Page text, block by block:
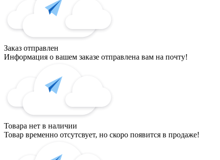
Заказ отправлен
Информация о вашем заказе отправлена вам на почту!
Товара нет в наличии
Товар временно отсутсвует, но скоро появится в продаже!